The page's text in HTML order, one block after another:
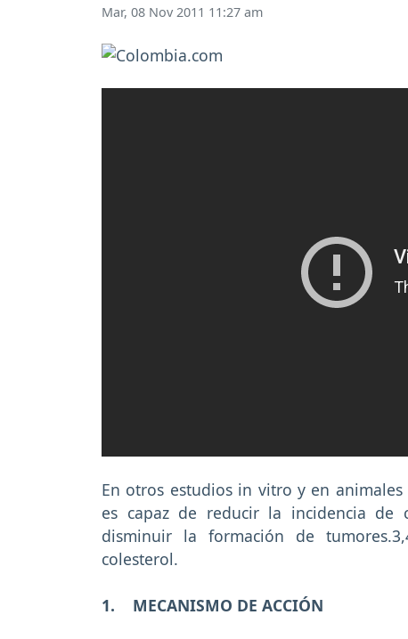
Mar, 08 Nov 2011 11:27 am
En otros estudios in vitro y en
es capaz de reducir la incidencia de
disminuir la formación de
colesterol.
1. MECANISMO DE ACCIÓN